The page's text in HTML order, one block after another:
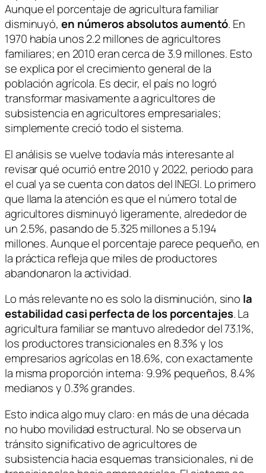
Aunque el porcentaje de agricultura familiar
disminuyó, en números absolutos aumentó. En
1970 había unos 2.2 millones de agricultores
familiares; en 2010 eran cerca de 3.9 millones. Esto
se explica por el crecimiento general de la
población agrícola. Es decir, el país no logró
transformar masivamente a agricultores de
subsistencia en agricultores empresariales;
simplemente creció todo el sistema.
El análisis se vuelve todavía más interesante al
revisar qué ocurrió entre 2010 y 2022, periodo para
el cual ya se cuenta con datos del INEGI. Lo primero
que llama la atención es que el número total de
agricultores disminuyó ligeramente, alrededor de
un 2.5%, pasando de 5.325 millones a 5.194
millones. Aunque el porcentaje parece pequeño, en
la práctica refleja que miles de productores
abandonaron la actividad.
Lo más relevante no es solo la disminución, sino la
estabilidad casi perfecta de los porcentajes. La
agricultura familiar se mantuvo alrededor del 73.1%,
los productores transicionales en 8.3% y los
empresarios agrícolas en 18.6%, con exactamente
la misma proporción interna: 9.9% pequeños, 8.4%
medianos y 0.3% grandes.
Esto indica algo muy claro: en más de una década
no hubo movilidad estructural. No se observa un
tránsito significativo de agricultores de
subsistencia hacia esquemas transicionales, ni de